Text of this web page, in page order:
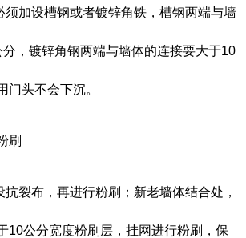
须加设槽钢或者镀锌角铁，槽钢两端与墙
分，镀锌角钢两端与墙体的连接要大于10
门头不会下沉。
刷
裂布，再进行粉刷；新老墙体结合处，
10公分宽度粉刷层，挂网进行粉刷，保